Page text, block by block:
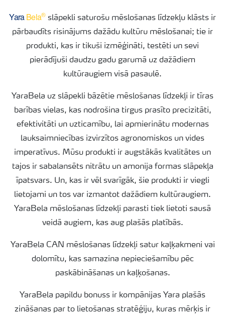
Padomi efektīvai mēslojuma izkliedei
Yara Latvija podkāsts
YaraBela®slāpekli saturošu mēslošanas līdzekļu klāsts ir
pārbaudīts risinājums dažādu kultūru mēslošanai; tie ir
produkti, kas ir tikuši izmēģināti, testēti un sevi
pierādījuši daudzu gadu garumā uz dažādiem
kultūraugiem visā pasaulē.
YaraBela uz slāpekli bāzētie mēslošanas līdzekļi ir tīras
barības vielas, kas nodrošina tirgus prasīto precizitāti,
efektivitāti un uzticamību, lai apmierinātu modernas
lauksaimniecības izvirzītos agronomiskos un vides
imperatīvus. Mūsu produkti ir augstākās kvalitātes un
tajos ir sabalansēts nitrātu un amonija formas slāpekļa
īpatsvars. Un, kas ir vēl svarīgāk, šie produkti ir viegli
lietojami un tos var izmantot dažādiem kultūraugiem.
YaraBela mēslošanas līdzekļi parasti tiek lietoti sausā
veidā augiem, kas aug plašās platībās.
YaraBela CAN mēslošanas līdzekļi satur kaļķakmeni vai
dolomītu, kas samazina nepieciešamību pēc
paskābināšanas un kaļķošanas.
YaraBela papildu bonuss ir kompānijas Yara plašās
zināšanas par to lietošanas stratēģiju, kuras mērķis ir